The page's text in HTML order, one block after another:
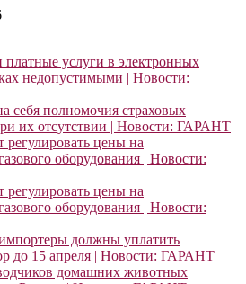
платные услуги в электронных
недопустимыми | Новости:
полномочия страховых
их отсутствии | Новости: ГАРАНТ
регулировать цены на
оборудования | Новости:
регулировать цены на
оборудования | Новости:
должны уплатить
до 15 апреля | Новости: ГАРАНТ
домашних животных